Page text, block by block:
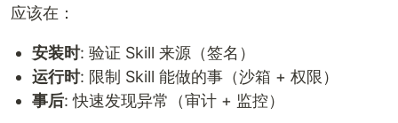
应该在：
安装时: 验证 Skill 来源（签名）
运行时: 限制 Skill 能做的事（沙箱 + 权限）
事后: 快速发现异常（审计 + 监控）